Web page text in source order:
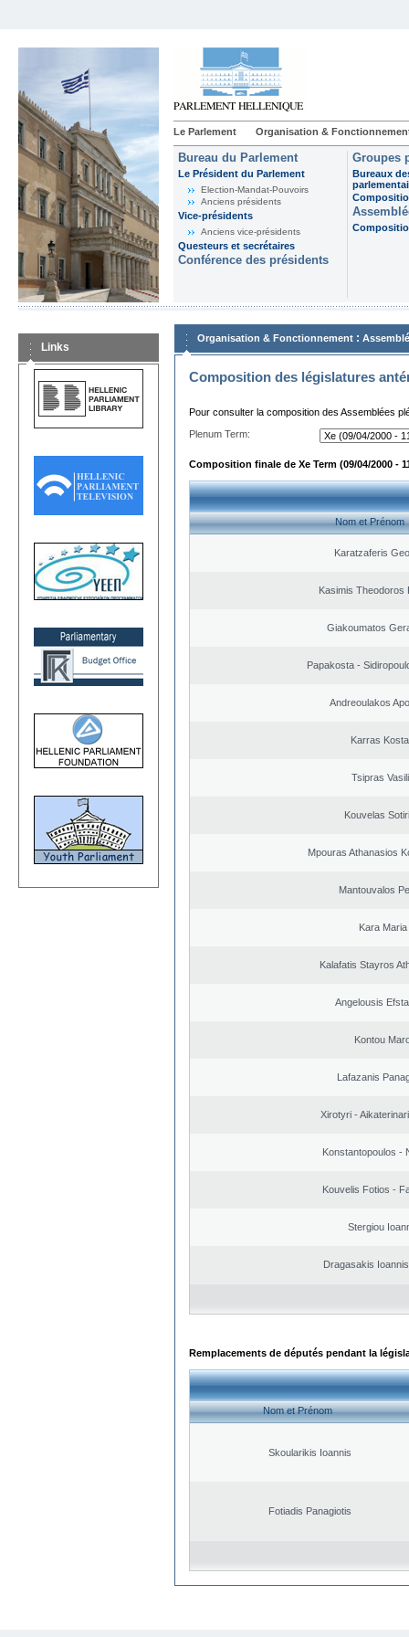
Le Parlement Organisation &
Bureau du Parlement
Le Président du Parlement
Election-Mandat-Pouvoirs
Anciens présidents
Vice-présidents
Anciens vice-présidents
Questeurs et secrétaires
Conférence des présidents
Groupes
Bureaux
Links
Organisation & Fonctionnement :
Composition des législatures
Pour consulter la composition des Assemblées
Plenum Term:
Composition finale de Xe Term (09/04/2000 -
Nom et Prénom
Karatzaferis
Kasimis Theodoros
Giakoumatos
Papakosta -
Andreoulakos
Karras
Tsipras
Kouvelas
Mpouras Athanasios
Mantouvalos
Kara Maria
Kalafatis Stayros
Angelousis
Kontou
Lafazanis
Xirotyri -
Konstantopoulos -
Kouvelis Fotios -
Stergiou
Dragasakis
Remplacements de députés pendant la
Nom et Prénom
Skoularikis Ioannis
Fotiadis Panagiotis